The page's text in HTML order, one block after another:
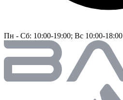
Пн - Сб: 10:00-19:00; Вс 10:00-18:00